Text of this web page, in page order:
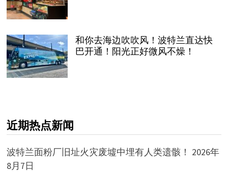
和你去海边吹吹风！波特兰直达快
巴开通！阳光正好微风不燥！
近期热点新闻
波特兰面粉厂旧址火灾废墟中埋有人类遗骸！ 2026年
8月7日